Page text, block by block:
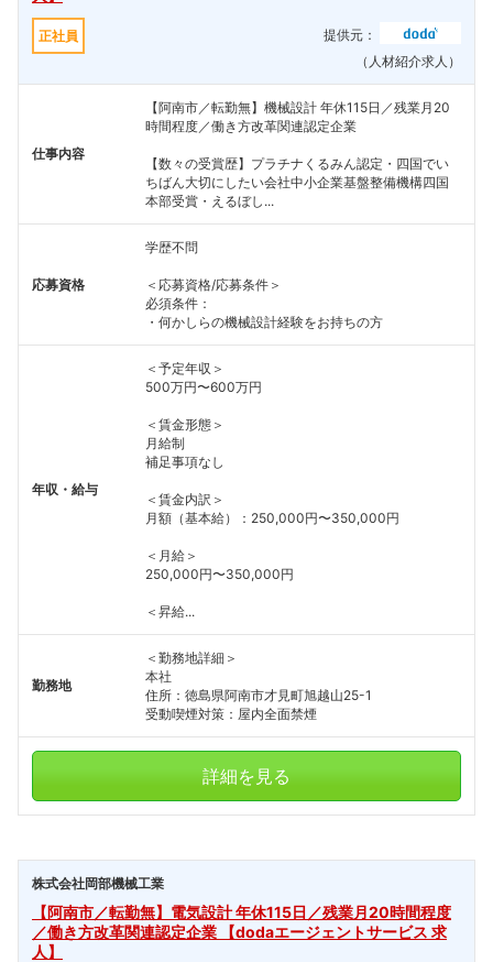
正社員
提供元：
（人材紹介求人）
仕事内容
【阿南市／転勤無】機械設計 年休115日／残業月20
時間程度／働き方改革関連認定企業
【数々の受賞歴】プラチナくるみん認定・四国でい
ちばん大切にしたい会社中小企業基盤整備機構四国
本部受賞・えるぼし...
応募資格
学歴不問
＜応募資格/応募条件＞
必須条件：
・何かしらの機械設計経験をお持ちの方
年収・給与
＜予定年収＞
500万円〜600万円
＜賃金形態＞
月給制
補足事項なし
＜賃金内訳＞
月額（基本給）：250,000円〜350,000円
＜月給＞
250,000円〜350,000円
＜昇給...
勤務地
＜勤務地詳細＞
本社
住所：徳島県阿南市才見町旭越山25-1
受動喫煙対策：屋内全面禁煙
詳細を見る
株式会社岡部機械工業
【阿南市／転勤無】電気設計 年休115日／残業月20時間程度
／働き方改革関連認定企業 【dodaエージェントサービス 求
人】